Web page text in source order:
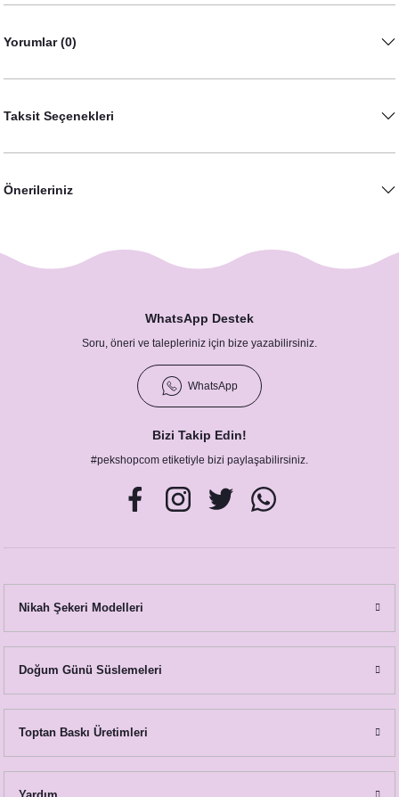
Yorumlar (0)
Taksit Seçenekleri
Önerileriniz
WhatsApp Destek
Soru, öneri ve talepleriniz için bize yazabilirsiniz.
WhatsApp
Bizi Takip Edin!
#pekshopcom etiketiyle bizi paylaşabilirsiniz.
Nikah Şekeri Modelleri
Doğum Günü Süslemeleri
Toptan Baskı Üretimleri